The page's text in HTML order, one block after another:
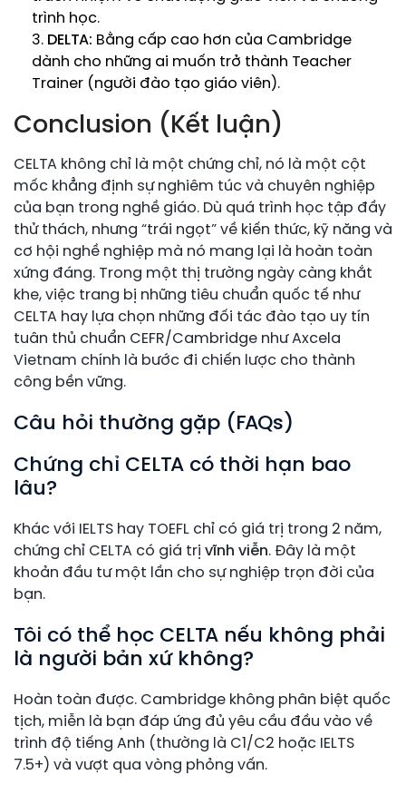
trình học.
DELTA: Bằng cấp cao hơn của Cambridge
dành cho những ai muốn trở thành Teacher
Trainer (người đào tạo giáo viên).
Conclusion (Kết luận)
CELTA không chỉ là một chứng chỉ, nó là một cột
mốc khẳng định sự nghiêm túc và chuyên nghiệp
của bạn trong nghề giáo. Dù quá trình học tập đầy
thử thách, nhưng “trái ngọt” về kiến thức, kỹ năng và
cơ hội nghề nghiệp mà nó mang lại là hoàn toàn
xứng đáng. Trong một thị trường ngày càng khắt
khe, việc trang bị những tiêu chuẩn quốc tế như
CELTA hay lựa chọn những đối tác đào tạo uy tín
tuân thủ chuẩn CEFR/Cambridge như Axcela
Vietnam chính là bước đi chiến lược cho thành
công bền vững.
Câu hỏi thường gặp (FAQs)
Chứng chỉ CELTA có thời hạn bao
lâu?
Khác với IELTS hay TOEFL chỉ có giá trị trong 2 năm,
chứng chỉ CELTA có giá trị vĩnh viễn. Đây là một
khoản đầu tư một lần cho sự nghiệp trọn đời của
bạn.
Tôi có thể học CELTA nếu không phải
là người bản xứ không?
Hoàn toàn được. Cambridge không phân biệt quốc
tịch, miễn là bạn đáp ứng đủ yêu cầu đầu vào về
trình độ tiếng Anh (thường là C1/C2 hoặc IELTS
7.5+) và vượt qua vòng phỏng vấn.